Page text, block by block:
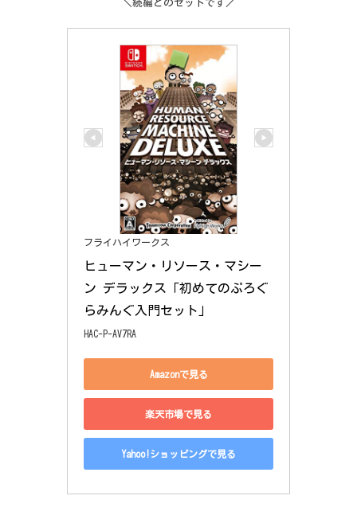
＼続編とのセットです／
フライハイワークス
ヒューマン・リソース・マシー
ン デラックス「初めてのぷろぐ
らみんぐ入門セット」
HAC-P-AV7RA
Amazonで見る
楽天市場で見る
Yahoo!ショッピングで見る